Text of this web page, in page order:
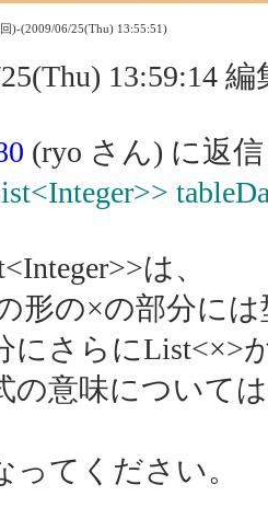
)-(2009/06/25(Thu) 13:55:51)
13:59:14
(ryo さん) に返信
は、
形の×の部分に
にさらにList<×>
の意味について
ってください。